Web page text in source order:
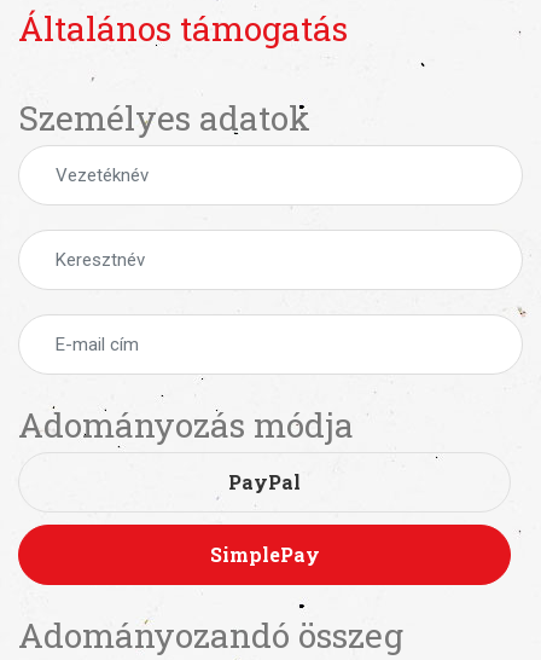
Általános támogatás
Személyes adatok
Adományozás módja
PayPal
SimplePay
Adományozandó összeg